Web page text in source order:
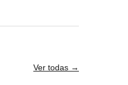
Ver todas →